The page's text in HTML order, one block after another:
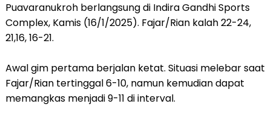
Puavaranukroh berlangsung di Indira Gandhi Sports
Complex, Kamis (16/1/2025). Fajar/Rian kalah 22-24,
21,16, 16-21.
Awal gim pertama berjalan ketat. Situasi melebar saat
Fajar/Rian tertinggal 6-10, namun kemudian dapat
memangkas menjadi 9-11 di interval.